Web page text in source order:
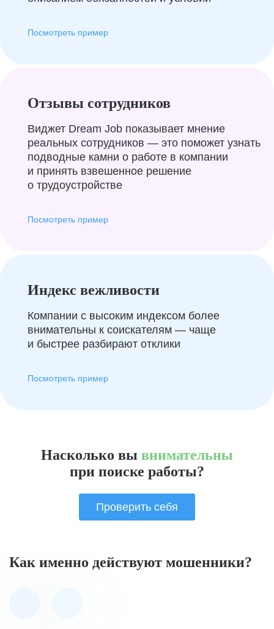
Посмотреть пример
Отзывы сотрудников
Виджет Dream Job показывает мнение
реальных сотрудников — это поможет узнать
подводные камни о работе в компании
и принять взвешенное решение
о трудоустройстве
Посмотреть пример
Индекс вежливости
Компании с высоким индексом более
внимательны к соискателям — чаще
и быстрее разбирают отклики
Посмотреть пример
Насколько вы внимательны
при поиске работы?
Проверить себя
Как именно действуют мошенники?